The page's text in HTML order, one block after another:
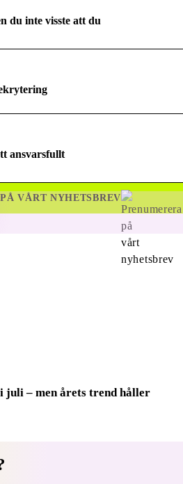
du inte visste att du
ansvarsfullt
VÅRT NYHETSBREV
juli – men årets trend håller